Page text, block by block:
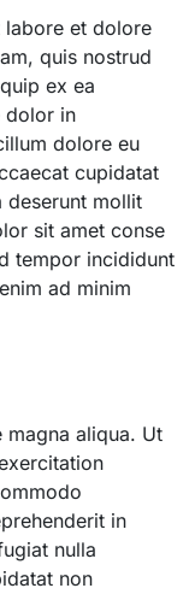
labore et dolore
quis nostrud
ex ea
dolor in
dolore eu
cupidatat
deserunt mollit
sit amet conse
tempor incididunt
ad minim
aliqua. Ut
in
nulla
non